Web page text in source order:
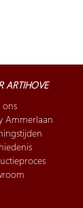
ARTIHOVE
ons
Ammerlaan